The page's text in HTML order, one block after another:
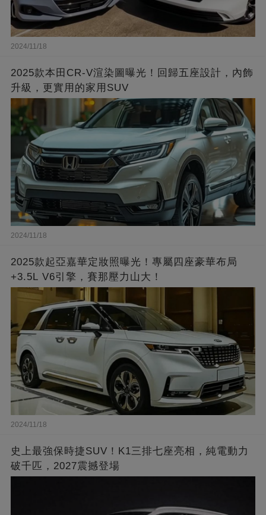
2024/11/18
2025款本田CR-V渲染圖曝光！回歸五座設計，內飾
升級，更實用的家用SUV
2024/11/18
2025款起亞嘉華定妝照曝光！專屬四座豪華布局
+3.5L V6引擎，賽那壓力山大！
2024/11/18
史上最強保時捷SUV！K1三排七座亮相，純電動力
破千匹，2027震撼登場